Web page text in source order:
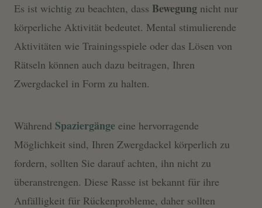
Es ist wichtig zu beachten, dass Bewegung nicht nur
körperliche Aktivität bedeutet. Mental stimulierende
Aktivitäten wie Trainingsspiele oder das Lösen von
Rätseln können auch dazu beitragen, Ihren
Zwergdackel in Form zu halten.
Während Spaziergänge eine hervorragende
Möglichkeit sind, Ihren Zwergdackel körperlich zu
fordern, sollten Sie darauf achten, ihn nicht zu
überanstrengen. Diese Rasse ist bekannt für ihre
Anfälligkeit für Rückenprobleme, daher sollten